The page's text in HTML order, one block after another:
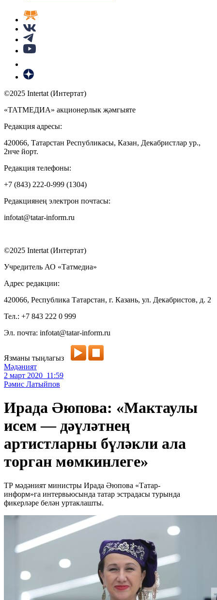
©2025 Intertat (Интертат)
«ТАТМЕДИА» акционерлык җәмгыяте
Редакция адресы:
420066, Татарстан Республикасы, Казан, Декабристлар ур.,
2нче йорт.
Редакция телефоны:
+7 (843) 222-0-999 (1304)
Редакциянең электрон почтасы:
infotat@tatar-inform.ru
©2025 Intertat (Интертат)
Учредитель АО «Татмедиа»
Адрес редакции:
420066, Республика Татарстан, г. Казань, ул. Декабристов, д. 2
Тел.: +7 843 222 0 999
Эл. почта: infotat@tatar-inform.ru
Язманы тыңлагыз
Мәдәният
2 март 2020 11:59
Рәмис Латыйпов
Ирада Әюпова: «Мактаулы
исем — дәүләтнең
артистларны бүләкли ала
торган мөмкинлеге»
ТР мәдәният министры Ирада Әюпова «Татар-
информ»га интервьюсында татар эстрадасы турында
фикерләре белән уртаклашты.